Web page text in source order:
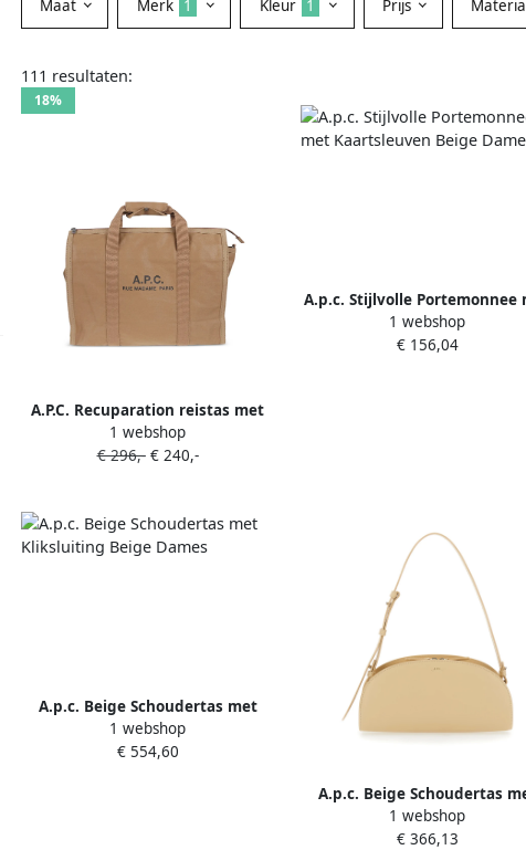
Maat Merk 1 Kleur 1 Prijs
111 resultaten:
18%
A.P.C. Recuparation reistas met
logoprint Beige
1 webshop
€ 296,-€ 240,-
A.p.c. Stijlvolle Portemonnee
Kaartsleuven Beige Dames
1 webshop
€ 156,04
A.p.c. Beige Schoudertas met
Kliksluiting Beige Dames
1 webshop
€ 554,60
A.p.c. Beige Schoudertas
Logo Belettering Beige
1 webshop
€ 366,13